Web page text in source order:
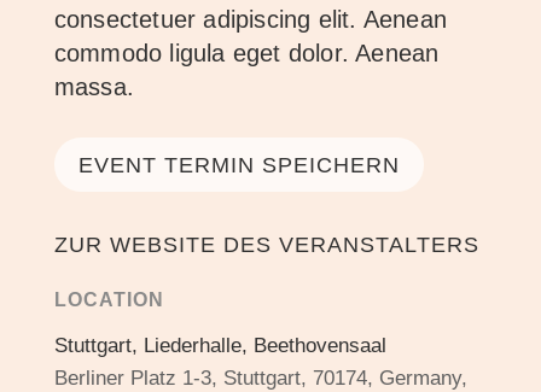
consectetuer adipiscing elit. Aenean
commodo ligula eget dolor. Aenean
massa.
EVENT TERMIN SPEICHERN
ZUR WEBSITE DES VERANSTALTERS
LOCATION
Stuttgart, Liederhalle, Beethovensaal
Berliner Platz 1-3, Stuttgart, 70174, Germany,